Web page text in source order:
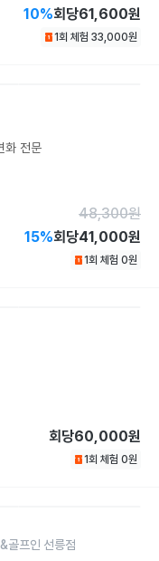
10%회당61,600원
1회 체험 33,000원
화 전문
48,300원
15%회당41,000원
1회 체험 0원
회당60,000원
1회 체험 0원
골프인 선릉점